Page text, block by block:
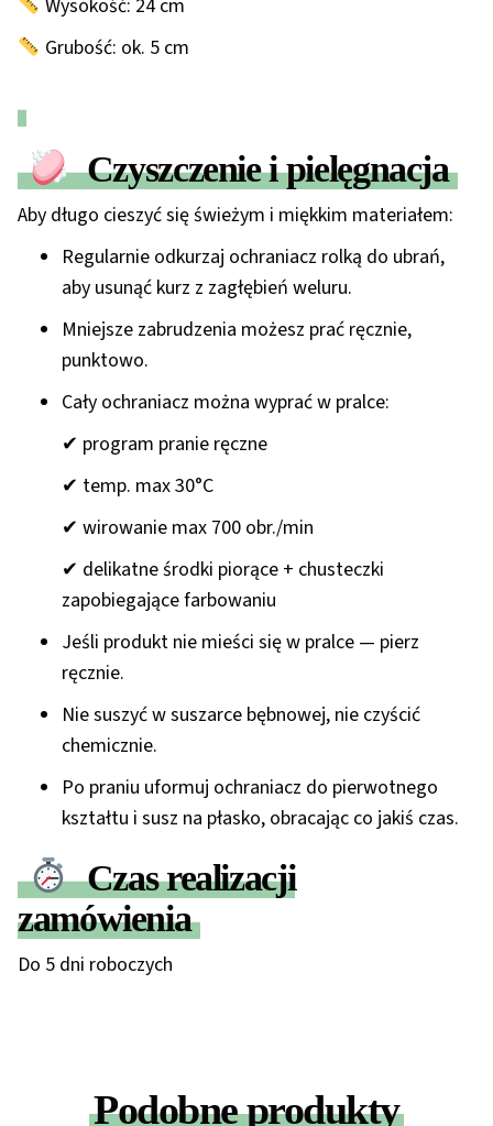
Wysokość: 24 cm
Grubość: ok. 5 cm
Czyszczenie i pielęgnacja
Aby długo cieszyć się świeżym i miękkim materiałem:
Regularnie odkurzaj ochraniacz rolką do ubrań,
aby usunąć kurz z zagłębień weluru.
Mniejsze zabrudzenia możesz prać ręcznie,
punktowo.
Cały ochraniacz można wyprać w pralce:
✔ program pranie ręczne
✔ temp. max30°C
✔ wirowanie max 700 obr./min
✔ delikatne środki piorące + chusteczki
zapobiegające farbowaniu
Jeśli produkt nie mieści się w pralce — pierz
ręcznie.
Nie suszyć w suszarce bębnowej, nie czyścić
chemicznie.
Po praniu uformuj ochraniacz do pierwotnego
kształtu i susz na płasko, obracając co jakiś czas.
Czas realizacji
zamówienia
Do 5 dni roboczych
Podobne produkty